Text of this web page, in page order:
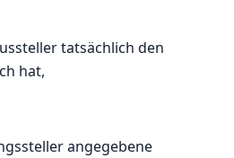
tatsächlich den
hat,
angegebene